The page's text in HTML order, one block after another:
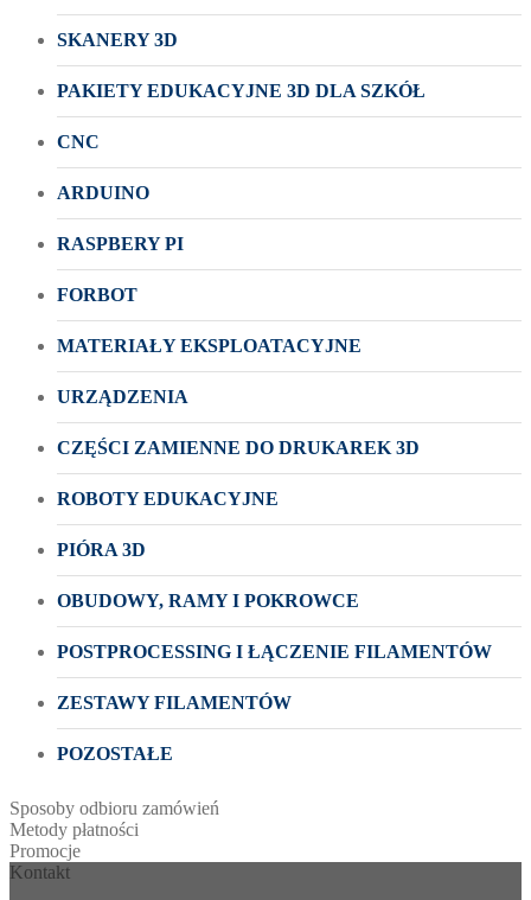
SKANERY 3D
PAKIETY EDUKACYJNE 3D DLA SZKÓŁ
CNC
ARDUINO
RASPBERY PI
FORBOT
MATERIAŁY EKSPLOATACYJNE
URZĄDZENIA
CZĘŚCI ZAMIENNE DO DRUKAREK 3D
ROBOTY EDUKACYJNE
PIÓRA 3D
OBUDOWY, RAMY I POKROWCE
POSTPROCESSING I ŁĄCZENIE FILAMENTÓW
ZESTAWY FILAMENTÓW
POZOSTAŁE
Sposoby odbioru zamówień
Metody płatności
Promocje
Kontakt